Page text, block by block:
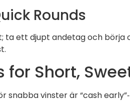
Rounds
ta ett djupt andetag och
Short,
vinster är “cash